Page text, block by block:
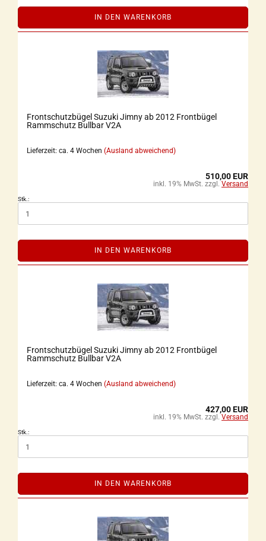
IN DEN WARENKORB
Frontschutzbügel Suzuki Jimny ab 2012 Frontbügel
Rammschutz Bullbar V2A
Lieferzeit: ca. 4 Wochen (Ausland abweichend)
510,00 EUR
inkl. 19% MwSt. zzgl. Versand
Stk.:
IN DEN WARENKORB
Frontschutzbügel Suzuki Jimny ab 2012 Frontbügel
Rammschutz Bullbar V2A
Lieferzeit: ca. 4 Wochen (Ausland abweichend)
427,00 EUR
inkl. 19% MwSt. zzgl. Versand
Stk.:
IN DEN WARENKORB